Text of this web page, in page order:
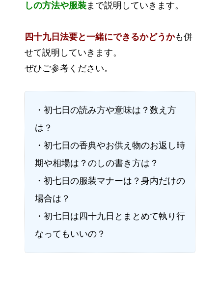
しの方法や服装まで説明していきます。
四十九日法要と一緒にできるかどうかも併
せて説明していきます。
ぜひご参考ください。
・初七日の読み方や意味は？数え方
は？
・初七日の香典やお供え物のお返し時
期や相場は？のしの書き方は？
・初七日の服装マナーは？身内だけの
場合は？
・初七日は四十九日とまとめて執り行
なってもいいの？